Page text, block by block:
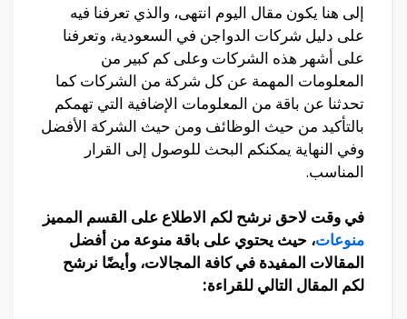
إلى هنا يكون مقال اليوم انتهى، والذي تعرفنا فيه
على دليل شركات الدواجن في السعودية، وتعرفنا
على أشهر هذه الشركات وعلى كم كبير من
المعلومات المهمة عن كل شركة من الشركات كما
تحدثنا عن باقة من المعلومات الإضافية التي تهمكم
بالتأكيد من حيث الوظائف ومن حيث الشركة الأفضل
وفي النهاية يمكنكم البحث للوصول إلى القرار
المناسب.
في وقت لاحق نرشح لكم الاطلاع على القسم المميز
منوعات، حيث يحتوي على باقة منوعة من أفضل
المقالات المفيدة في كافة المجالات، وأيضًا نرشح
لكم المقال التالي للقراءة: